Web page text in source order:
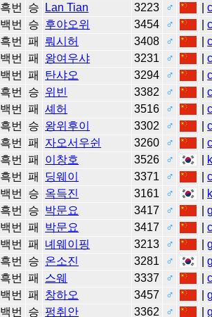
흑번 승 Lan Tian 3223 ♂ |
백번 승 후야오위 3454 ♂ |
흑번 패 뤄시허 3408 ♂ |
백번 패 왕여우샤 3231 ♂ |
백번 패 탄샤오 3294 ♂ |
흑번 승 위빈 3382 ♂ |
백번 패 셰허 3516 ♂ |
흑번 승 왕위후이 3302 ♂ |
흑번 패 자오서우쉰 3260 ♂ |
흑번 패 이창호 3526 ♂
흑번 패 딩웨이 3371 ♂ |
백번 승 옥득진 3161 ♂
흑번 승 박문요 3417 ♂ |
백번 패 박문요 3417 ♂ |
백번 패 녜웨이핑 3213 ♂ |
흑번 승 온소진 3281 ♂ |
흑번 패 스웨 3337 ♂ |
백번 패 창하오 3457 ♂ |
백번 승 펑취안 3362 ♂ |